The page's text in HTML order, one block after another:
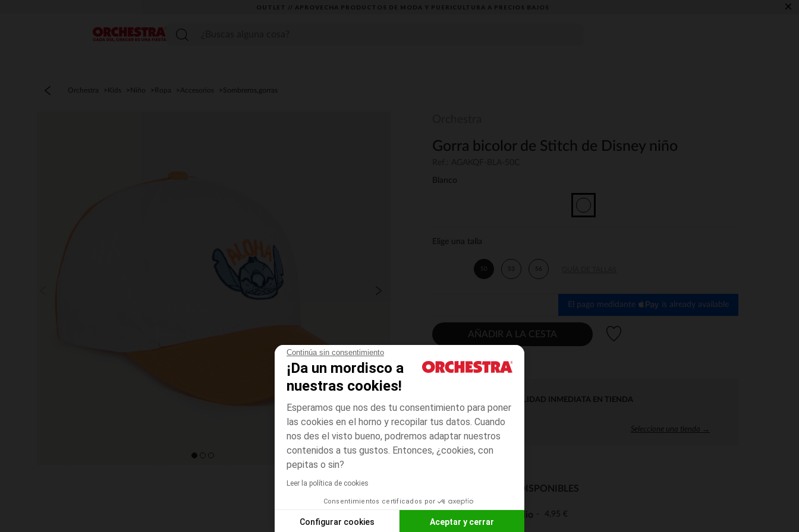
Continúa sin consentimiento
¡Da un mordisco a
nuestras cookies!
Esperamos que nos des tu consentimiento para poner
las cookies en el horno y recopilar tus datos. Cuando
nos des el visto bueno, podremos adaptar nuestros
contenidos a tus gustos. Entonces, ¿cookies, con
pepitas o sin?
Leer la política de cookies
Consentimientos certificados por
Configurar cookies Aceptar y cerrar
OUTLET // APROVECHA PRODUCTOS DE MODA Y PUERICULTURA A PRECIOS BAJOS ×
Menú
Orchestra Kids Niño Ropa Accesorios Sombreros,gorras
Gorra bicolor de Stitch de Disney niño
Blanco
Elige una talla
50 53 56
El pago medidante is already available
AÑADIR A LA CESTA
DISPONIBILIDAD INMEDIATA EN TIENDA
Seleccione una tienda →
MODOS DE ENVÍO DISPONIBLES
Entrega a domicilio 4,95 €
De 5 a 8 días